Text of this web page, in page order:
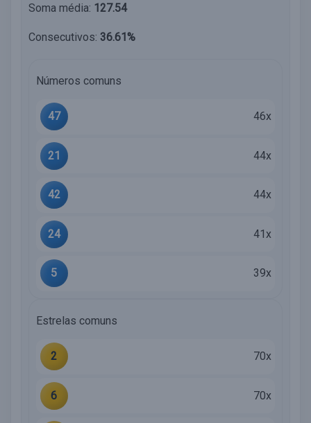
Soma média: 127.54
Consecutivos: 36.61%
Números comuns
47 46x
21 44x
42 44x
24 41x
5 39x
Estrelas comuns
2 70x
6 70x